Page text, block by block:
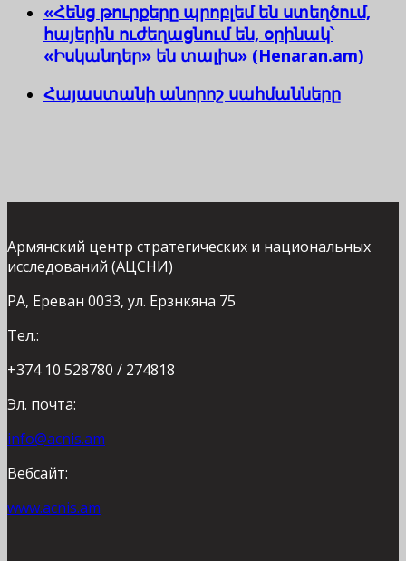
«Հենց թուրքերը պրոբլեմ են ստեղծում,
հայերին ուժեղացնում են, օրինակ՝
«Իսկանդեր» են տալիս» (Henaran.am)
Հայաստանի անորոշ սահմանները
Армянский центр стратегических и национальных
исследований (АЦСНИ)
РА, Ереван 0033, ул. Ерзнкяна 75
Тел.:
+374 10 528780 / 274818
Эл. почта:
info@acnis.am
Вебсайт:
www.acnis.am